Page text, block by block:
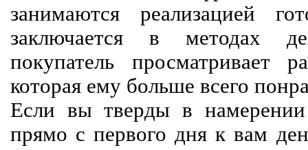
занимаются реализацией
заключается в методах
покупатель просматривает
которая ему больше всего
Если вы тверды в
прямо с первого дня к вам